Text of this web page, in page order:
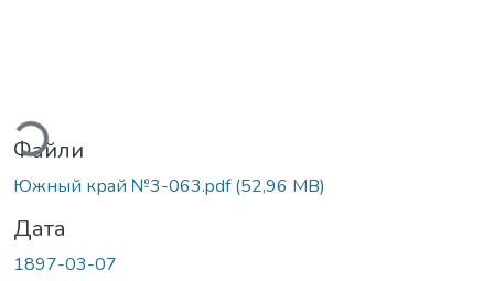
Файли
Южный край №3-063.pdf(52,96 MB)
Дата
1897-03-07